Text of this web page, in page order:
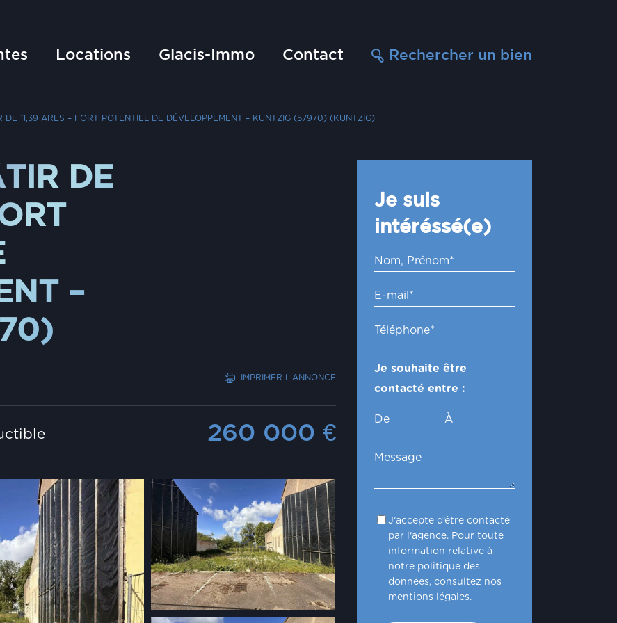
Locations Glacis-Immo Contact Rechercher un bien
DE 11,39 ARES – FORT POTENTIEL DE DÉVELOPPEMENT – KUNTZIG (57970) (KUNTZIG)
DE
–
IMPRIMER L'ANNONCE
260 000 €
Je suis
intéréssé(e)
Je souhaite être
contacté entre :
De À
J’accepte d’être contacté
par l'agence. Pour toute
information relative à
notre politique des
données, consultez nos
mentions légales.